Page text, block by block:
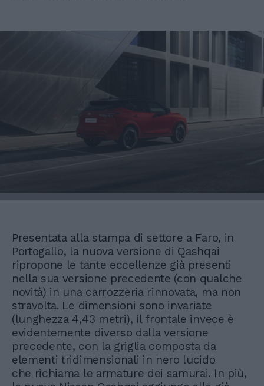
Presentata alla stampa di settore a Faro, in
Portogallo, la nuova versione di Qashqai
ripropone le tante eccellenze già presenti
nella sua versione precedente (con qualche
novità) in una carrozzeria rinnovata, ma non
stravolta. Le dimensioni sono invariate
(lunghezza 4,43 metri), il frontale invece è
evidentemente diverso dalla versione
precedente, con la griglia composta da
elementi tridimensionali in nero lucido
che richiama le armature dei samurai. In più,